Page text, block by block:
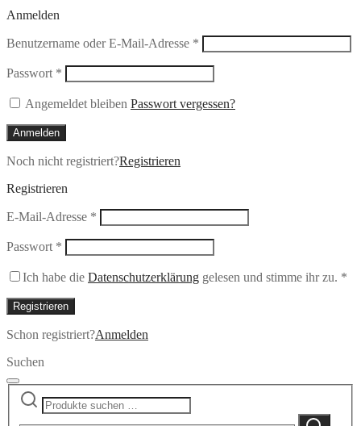
Anmelden
Benutzername oder E-Mail-Adresse * Erforderlich
Passwort * Erforderlich
Angemeldet bleiben Passwort vergessen?
Anmelden
Noch nicht registriert?Registrieren
Registrieren
E-Mail-Adresse * Erforderlich
Passwort * Erforderlich
Ich habe die Datenschutzerklärung gelesen und stimme ihr zu. *
Registrieren
Schon registriert?Anmelden
Suchen
Suchen
nach:
Suchen